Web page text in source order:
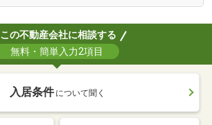
この不動産会社に相談する
無料・簡単入力2項目
入居条件 について聞く